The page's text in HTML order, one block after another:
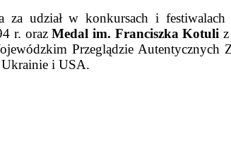
za udział w konkursach i
r. orazMedal im. Franciszka Kotuli
Przeglądzie Autentycznych
Ukrainie i USA.